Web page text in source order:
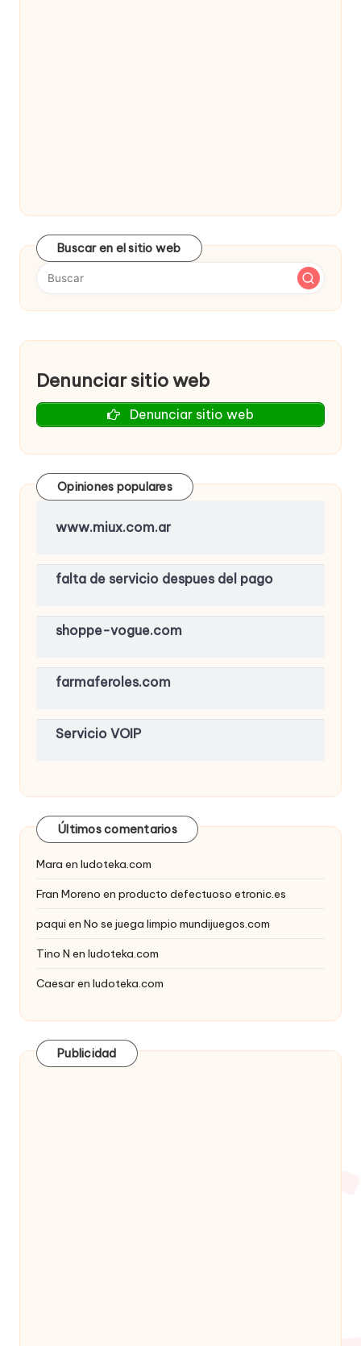
Buscar en el sitio web
Denunciar sitio web
Denunciar sitio web
Opiniones populares
www.miux.com.ar
falta de servicio despues del pago
shoppe-vogue.com
farmaferoles.com
Servicio VOIP
Últimos comentarios
Mara en ludoteka.com
Fran Moreno en producto defectuoso etronic.es
paqui en No se juega limpio mundijuegos.com
Tino N en ludoteka.com
Caesaren ludoteka.com
Publicidad